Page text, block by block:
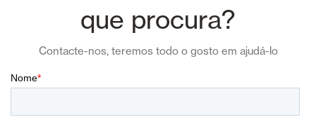
que procura?
Contacte-nos, teremos todo o gosto em ajudá-lo